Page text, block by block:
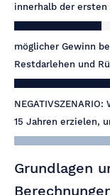
innerhalb der ersten
möglicher Gewinn
Restdarlehen und
15 Jahren erzielen,
Grundlagen